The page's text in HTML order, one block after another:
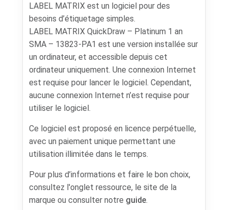
LABEL MATRIX est un logiciel pour des
besoins d’étiquetage simples.
LABEL MATRIX QuickDraw – Platinum 1 an
SMA – 13823-PA1 est une version installée sur
un ordinateur, et accessible depuis cet
ordinateur uniquement. Une connexion Internet
est requise pour lancer le logiciel. Cependant,
aucune connexion Internet n’est requise pour
utiliser le logiciel.
Ce logiciel est proposé en licence perpétuelle,
avec un paiement unique permettant une
utilisation illimitée dans le temps.
Pour plus d’informations et faire le bon choix,
consultez l'onglet ressource, le site de la
marque ou consulter notre guide.